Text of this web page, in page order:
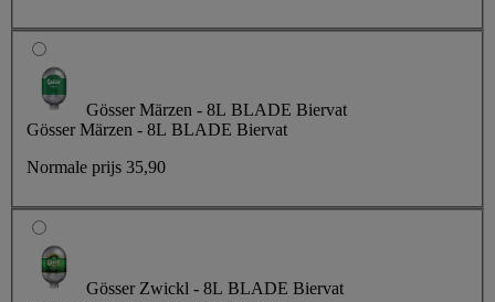
Gösser Märzen - 8L BLADE Biervat
Gösser Märzen - 8L BLADE Biervat
Normale prijs 35,90
Gösser Zwickl - 8L BLADE Biervat